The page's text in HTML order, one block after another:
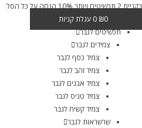
בקניית 2 תכשיטים ויותר 10% הנחה על כל הסל
₪0
0 עגלת קניות
תכשיטים לגבר
צמידים לגבר
צמיד כסף לגבר
צמיד זהב לגבר
צמיד אבנים לגבר
צמיד טניס לגבר
צמיד קשיח לגבר
שרשראות לגבר